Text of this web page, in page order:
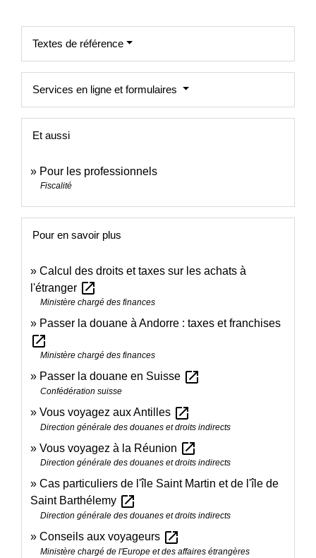
Textes de référence
Services en ligne et formulaires
Et aussi
Pour les professionnels
Fiscalité
Pour en savoir plus
Calcul des droits et taxes sur les achats à
l'étranger open_in_new
Ministère chargé des finances
Passer la douane à Andorre : taxes et franchises
open_in_new
Ministère chargé des finances
Passer la douane en Suisse open_in_new
Confédération suisse
Vous voyagez aux Antilles open_in_new
Direction générale des douanes et droits indirects
Vous voyagez à la Réunion open_in_new
Direction générale des douanes et droits indirects
Cas particuliers de l'île Saint Martin et de l'île de
Saint Barthélemy open_in_new
Direction générale des douanes et droits indirects
Conseils aux voyageurs open_in_new
Ministère chargé de l'Europe et des affaires étrangères